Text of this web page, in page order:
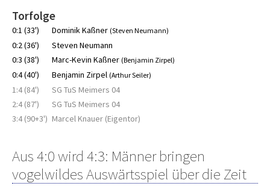
Torfolge
0:1 (33') Dominik Kaßner (Steven Neumann)
0:2 (36')
Steven Neumann
0:3 (38')
Marc-Kevin Kaßner (Benjamin Zirpel)
0:4 (40') Benjamin Zirpel (Arthur Seiler)
1:4 (84')
SG TuS Meimers 04
2:4 (87')
SG TuS Meimers 04
3:4 (90+3') Marcel Knauer (Eigentor)
Aus 4:0 wird 4:3: Männer bringen
vogelwildes Auswärtsspiel über die Zeit